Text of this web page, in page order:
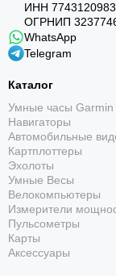
ИНН
ОГРНИП
WhatsApp
Telegram
Каталог
Умные часы Garmin
Навигаторы
Автомобильные
Картплоттеры
Эхолоты
Умные Весы
Велокомпьютеры
Измерители
Пульсометры
Карты
Аксессуары